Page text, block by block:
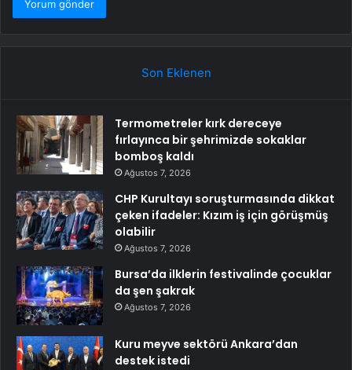
Son Eklenen
Termometreler kırk dereceye
fırlayınca bir şehrimizde sokaklar
bomboş kaldı
Ağustos 7, 2026
CHP Kurultayı soruşturmasında dikkat
çeken ifadeler: Kızım iş için görüşmüş
olabilir
Ağustos 7, 2026
Bursa’da ilklerin festivalinde çocuklar
da şen şakrak
Ağustos 7, 2026
Kuru meyve sektörü Ankara’dan
destek istedi